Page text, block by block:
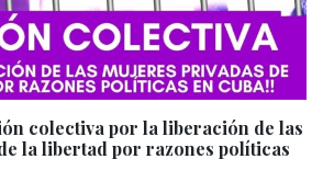
colectiva por la liberación de las
la libertad por razones políticas